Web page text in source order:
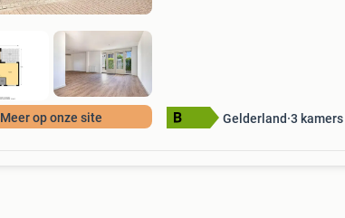
Meer op onze site Gelderland 3 kamers